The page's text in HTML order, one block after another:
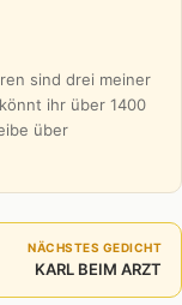
sind drei meiner
ihr über 1400
über
NÄCHSTES GEDICHT
KARL BEIM ARZT